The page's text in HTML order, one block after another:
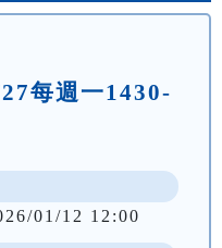
每週一1430-
01/12 12:00